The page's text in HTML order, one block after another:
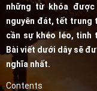
những từ khóa
nguyên đát, tết trung
cần sự khéo léo, tinh
Bài viết dưới dây sẽ
nghĩa nhất.
Contents